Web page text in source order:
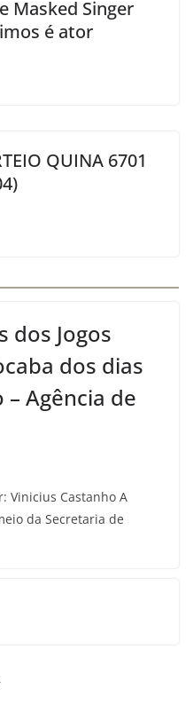
Masked Singer
é ator
QUINA 6701
dos Jogos
dos dias
– Agência de
Vinicius Castanho A
da Secretaria de